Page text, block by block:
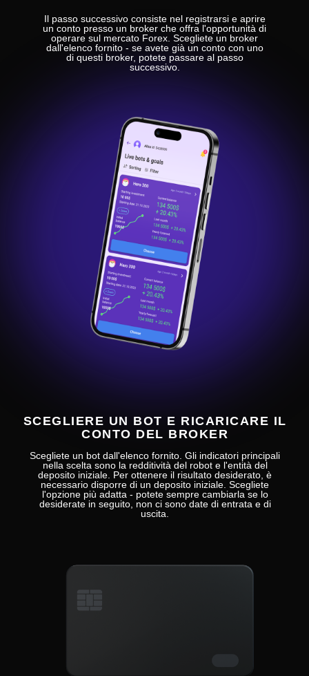
Il passo successivo consiste nel registrarsi e aprire
un conto presso un broker che offra l'opportunità di
operare sul mercato Forex. Scegliete un broker
dall'elenco fornito - se avete già un conto con uno
di questi broker, potete passare al passo
successivo.
Scegliete un bot dall'elenco fornito. Gli indicatori principali
nella scelta sono la redditività del robot e l'entità del
deposito iniziale. Per ottenere il risultato desiderato, è
necessario disporre di un deposito iniziale. Scegliete
l'opzione più adatta - potete sempre cambiarla se lo
desiderate in seguito, non ci sono date di entrata e di
uscita.
SCEGLIERE UN BOT E RICARICARE IL
CONTO DEL BROKER